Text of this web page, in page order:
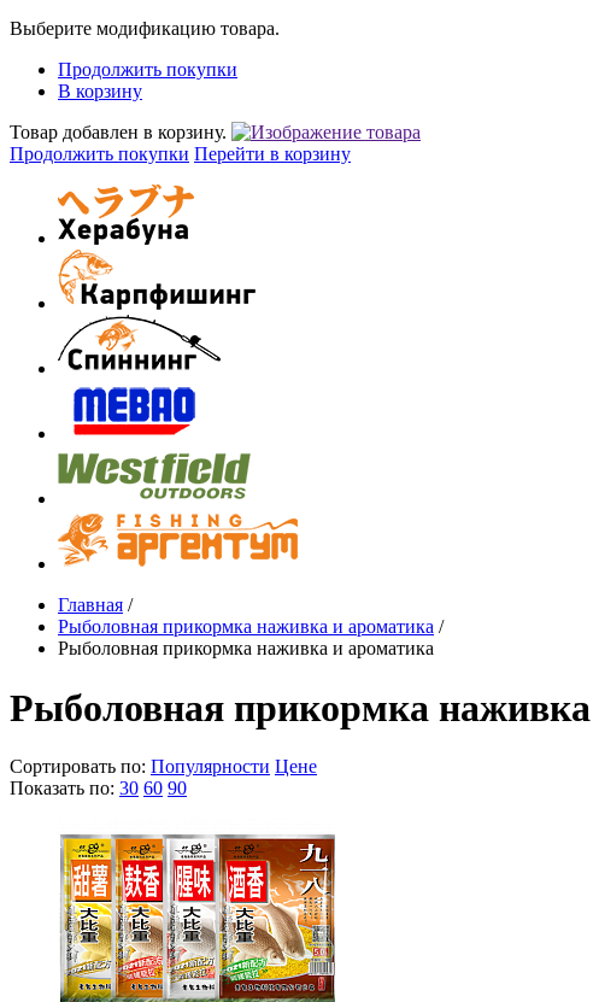
Выберите модификацию товара.
Продолжить покупки
В корзину
Товар добавлен в корзину.
Продолжить покупки Перейти в корзину
Главная /
Рыболовная прикормка наживка и ароматика /
Рыболовная прикормка наживка и ароматика
Рыболовная прикормка наживка
Сортировать по: Популярности Цене
Показать по: 30 60 90